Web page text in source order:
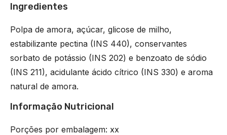
Ingredientes
Polpa de amora, açúcar, glicose de milho,
estabilizante pectina (INS 440), conservantes
sorbato de potássio (INS 202) e benzoato de sódio
(INS 211), acidulante ácido cítrico (INS 330) e aroma
natural de amora.
Informação Nutricional
Porções por embalagem: xx